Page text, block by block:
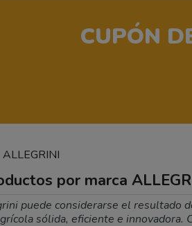
CUPÓN
ALLEGRINI
por marca
puede considerarse el resultado
sólida, eficiente e